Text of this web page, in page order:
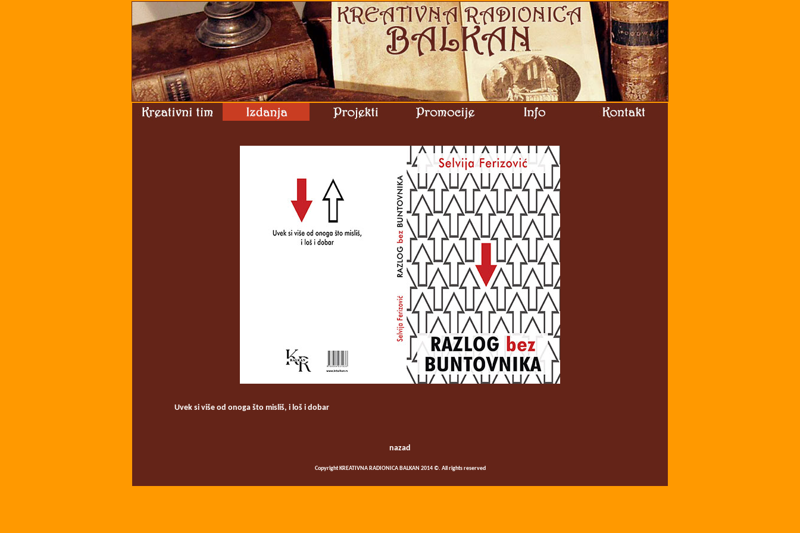
Uvek si više od onoga što misliš, i loš i dobar
nazad
Copyright KREATIVNA RADIONICA BALKAN 2014 ©. All rights reserved